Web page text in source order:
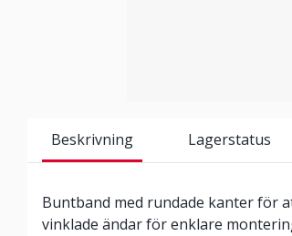
Beskrivning Lagerstatus
Buntband med rundade kanter för
vinklade ändar för enklare